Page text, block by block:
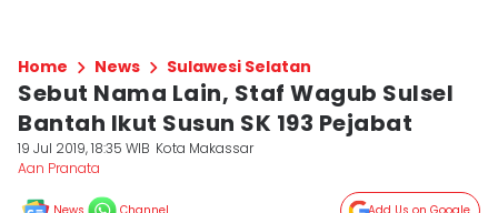
Home News Sulawesi Selatan
Sebut Nama Lain, Staf Wagub Sulsel
Bantah Ikut Susun SK 193 Pejabat
19 Jul 2019, 18:35 WIB Kota Makassar
Aan Pranata